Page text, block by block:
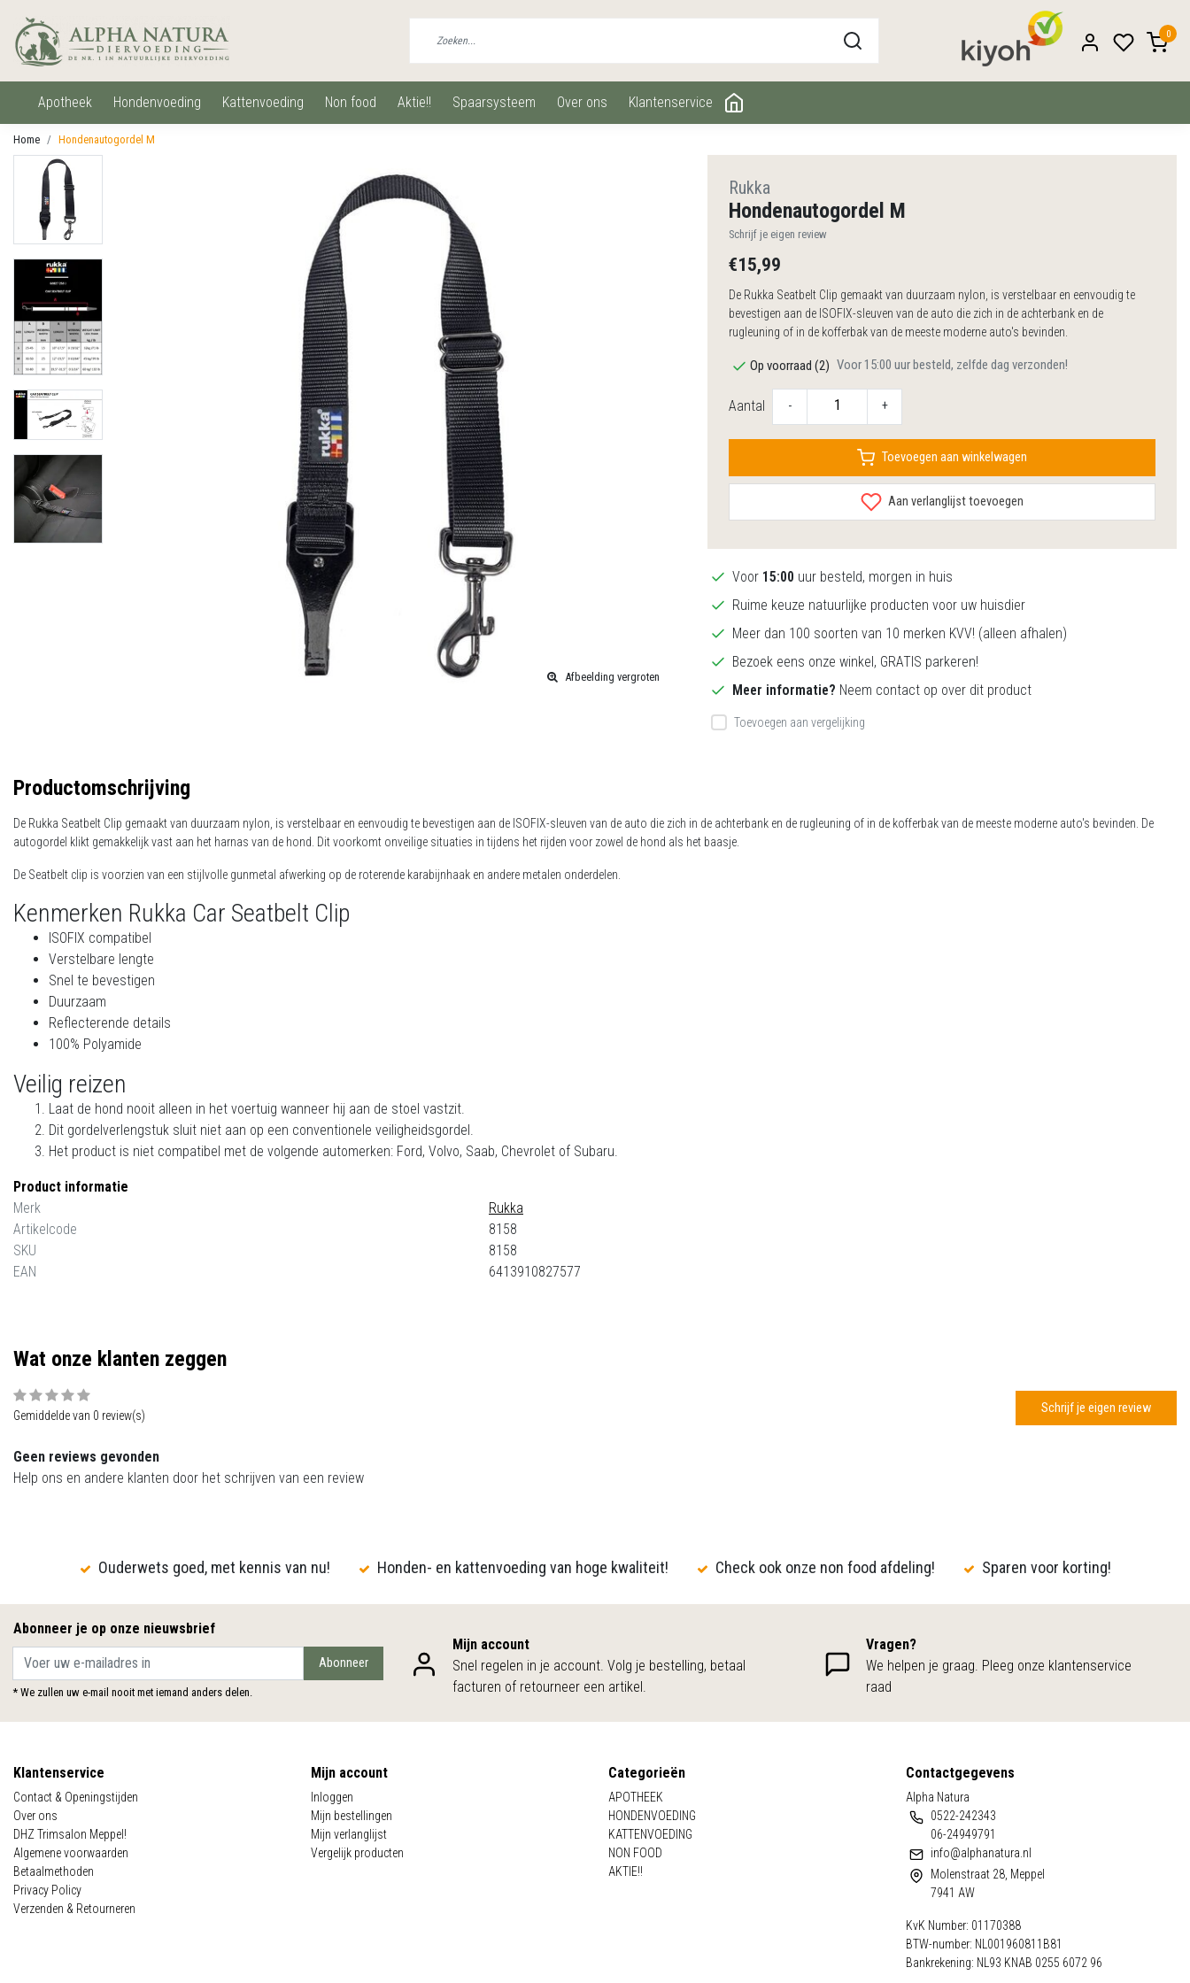
0
apotheek hondenvoeding kattenvoeding non food aktie!! spaarsysteem over ons klantenservice
Home Hondenautogordel M
Afbeelding vergroten
Rukka
Hondenautogordel M
Schrijf je eigen review
€15,99
De Rukka Seatbelt Clip gemaakt van duurzaam nylon, is verstelbaar en eenvoudig te
bevestigen aan de ISOFIX-sleuven van de auto die zich in de achterbank en de
rugleuning of in de kofferbak van de meeste moderne auto's bevinden.
Op voorraad (2) Voor 15:00 uur besteld, zelfde dag verzonden!
Aantal - +
Toevoegen aan winkelwagen
Aan verlanglijst toevoegen
Voor 15:00 uur besteld, morgen in huis
Ruime keuze natuurlijke producten voor uw huisdier
Meer dan 100 soorten van 10 merken KVV! (alleen afhalen)
Bezoek eens onze winkel, GRATIS parkeren!
Meer informatie? Neem contact op over dit product
Toevoegen aan vergelijking
Productomschrijving
De Rukka Seatbelt Clip gemaakt van duurzaam nylon, is verstelbaar en eenvoudig te bevestigen aan de ISOFIX-sleuven van de auto die zich in de achterbank en de rugleuning of in de kofferbak van de meeste moderne auto's bevinden. De
autogordel klikt gemakkelijk vast aan het harnas van de hond. Dit voorkomt onveilige situaties in tijdens het rijden voor zowel de hond als het baasje.
De Seatbelt clip is voorzien van een stijlvolle gunmetal afwerking op de roterende karabijnhaak en andere metalen onderdelen.
Kenmerken Rukka Car Seatbelt Clip
ISOFIX compatibel
Verstelbare lengte
Snel te bevestigen
Duurzaam
Reflecterende details
100% Polyamide
Veilig reizen
Laat de hond nooit alleen in het voertuig wanneer hij aan de stoel vastzit.
Dit gordelverlengstuk sluit niet aan op een conventionele veiligheidsgordel.
Het product is niet compatibel met de volgende automerken: Ford, Volvo, Saab, Chevrolet of Subaru.
Product informatie
Merk
Rukka
Artikelcode
8158
SKU
8158
EAN
6413910827577
Wat onze klanten zeggen
Gemiddelde van 0 review(s) Schrijf je eigen review
Geen reviews gevonden
Help ons en andere klanten door het schrijven van een review
Ouderwets goed, met kennis van nu! Honden- en kattenvoeding van hoge kwaliteit! Check ook onze non food afdeling! Sparen voor korting!
Abonneer je op onze nieuwsbrief
Abonneer
* We zullen uw e-mail nooit met iemand anders delen.
Mijn account
Snel regelen in je account. Volg je bestelling, betaal
facturen of retourneer een artikel.
Vragen?
We helpen je graag. Pleeg onze klantenservice
raad
Klantenservice
Contact & Openingstijden
Over ons
DHZ Trimsalon Meppel!
Algemene voorwaarden
Betaalmethoden
Privacy Policy
Verzenden & Retourneren
Mijn account
Inloggen
Mijn bestellingen
Mijn verlanglijst
Vergelijk producten
Categorieën
APOTHEEK
HONDENVOEDING
KATTENVOEDING
NON FOOD
AKTIE!!
Contactgegevens
Alpha Natura
0522-242343
06-24949791
info@alphanatura.nl
Molenstraat 28, Meppel
7941 AW
KvK Number: 01170388
BTW-number: NL001960811B81
Bankrekening: NL93 KNAB 0255 6072 96